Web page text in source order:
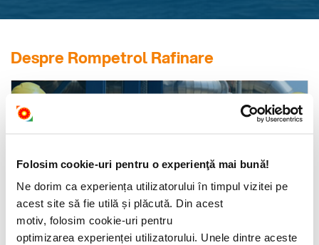
Folosim cookie-uri pentru o experienţă mai bună!
Ne dorim ca experiența utilizatorului în timpul vizitei pe
acest site să fie utilă și plăcută. Din acest
motiv, folosim cookie-uri pentru
optimizarea experienței utilizatorului. Unele dintre aceste
Despre Rompetrol Rafinare
ROMPETROL
RAFINARE
Cel mai important activ al KMG International în România, cu
impact economic semnificativ și contribuție la securitatea
energetică.
Află mai multe